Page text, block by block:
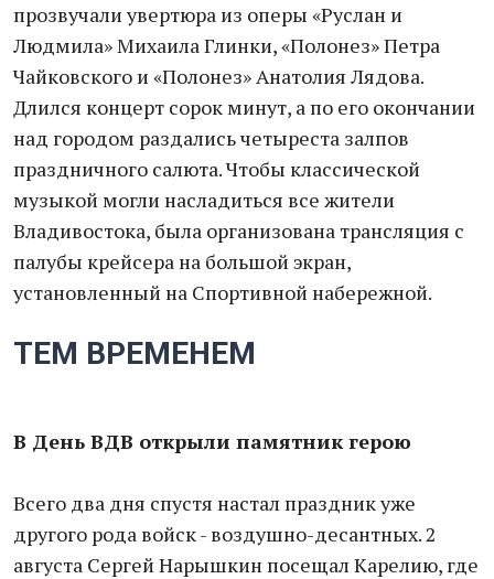
прозвучали увертюра из оперы «Руслан и
Людмила» Михаила Глинки, «Полонез» Петра
Чайковского и «Полонез» Анатолия Лядова.
Длился концерт сорок минут, а по его окончании
над городом раздались четыреста залпов
праздничного салюта. Чтобы классической
музыкой могли насладиться все жители
Владивостока, была организована трансляция с
палубы крейсера на большой экран,
установленный на Спортивной набережной.
ТЕМ ВРЕМЕНЕМ
В День ВДВ открыли памятник герою
Всего два дня спустя настал праздник уже
другого рода войск - воздушно-десантных. 2
августа Сергей Нарышкин посещал Карелию, где